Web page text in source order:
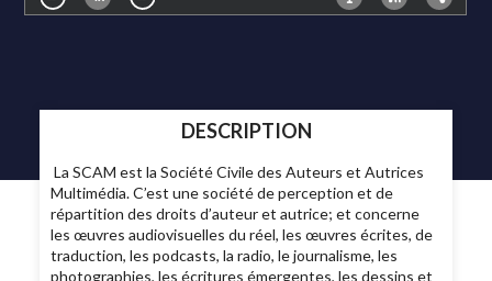
DESCRIPTION
La SCAM est la Société Civile des Auteurs et Autrices
Multimédia. C’est une société de perception et de
répartition des droits d’auteur et autrice; et concerne
les œuvres audiovisuelles du réel, les œuvres écrites, de
traduction, les podcasts, la radio, le journalisme, les
photographies, les écritures émergentes, les dessins et